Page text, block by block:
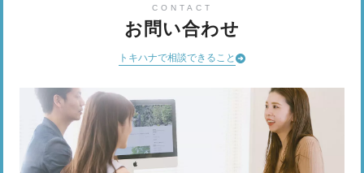
CONTACT
お問い合わせ
トキハナで相談できること